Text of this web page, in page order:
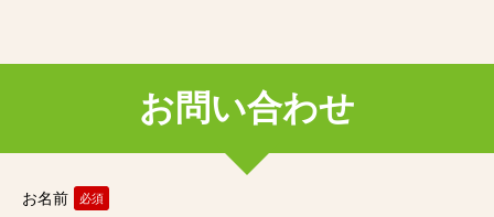
お問い合わせ
お名前 必須